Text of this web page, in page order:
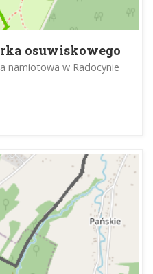
osuwiskowego
namiotowa w Radocynie